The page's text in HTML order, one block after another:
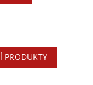
PRODUKTY